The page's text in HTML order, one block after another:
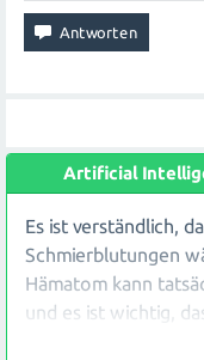
Artificial
Es ist verständlich,
Schmierblutungen
Hämatom kann
und es ist wichtig,
deines Frauenarztes